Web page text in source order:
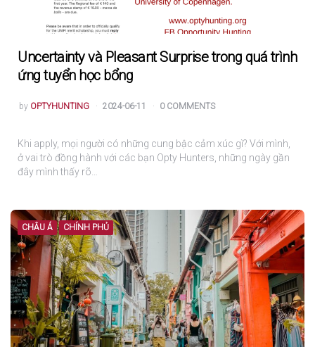
Uncertainty và Pleasant Surprise trong quá trình
ứng tuyển học bổng
POSTED
by OPTYHUNTING 2024-06-11 0 COMMENTS
Khi apply, mọi người có những cung bậc cảm xúc gì? Với mình,
ở vai trò đồng hành với các bạn Opty Hunters, những ngày gần
đây mình thấy rõ…
CHÂU Á CHÍNH PHỦ